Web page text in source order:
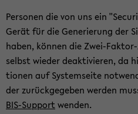
Per­so­nen die von uns ein
Gerät für die Ge­ne­rie­rung der
haben, kön­nen die Zwei-​
selbst wie­der de­ak­ti­vie­ren, da
tio­nen auf Sys­tem­sei­te
der zu­rück­ge­ge­ben wer­den
BIS-​Supportwen­den.